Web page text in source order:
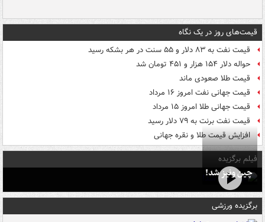
قیمت‌های روز در یک نگاه
قیمت نفت به ۸۳ دلار و ۵۵ سنت در هر بشکه رسید
حواله دلار ۱۵۴ هزار و ۴۵۱ تومان شد
قیمت طلا صعودی ماند
قیمت جهانی نفت امروز ۱۶ مرداد
قیمت جهانی طلا امروز ۱۵ مرداد
قیمت نفت برنت به ۷۹ دلار رسید
افزایش قیمت طلا و نقره جهانی
فیلم برگزیده
چین ونیز شد!
برگزیده ورزشی